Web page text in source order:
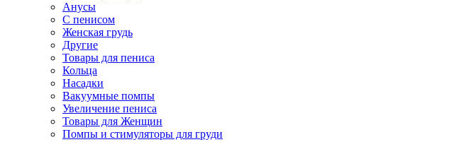
Анусы
С пенисом
Женская грудь
Другие
Товары для пениса
Кольца
Насадки
Вакуумные помпы
Увеличение пениса
Товары для Женщин
Помпы и стимуляторы для груди